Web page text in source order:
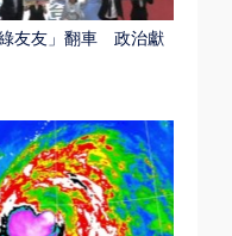
友友」翻車 政治獻